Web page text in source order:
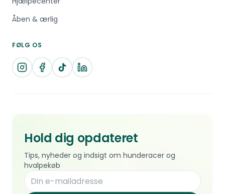
Åben & ærlig
FØLG OS
Hold dig opdateret
Tips, nyheder og indsigt om hunderacer og
hvalpekøb